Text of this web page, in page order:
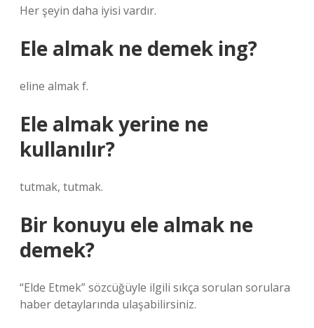
Her şeyin daha iyisi vardır.
Ele almak ne demek ing?
eline almak f.
Ele almak yerine ne
kullanılır?
tutmak, tutmak.
Bir konuyu ele almak ne
demek?
“Elde Etmek” sözcüğüyle ilgili sıkça sorulan sorulara
haber detaylarında ulaşabilirsiniz.